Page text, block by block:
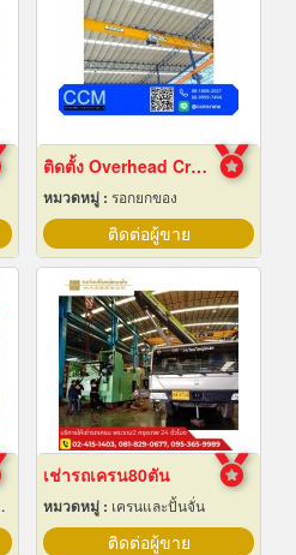
ติดตั้ง Overhead Crane
หมวดหมู่ : รอกยกของ
ติดต่อผู้ขาย
เช่ารถเครน80ตัน
หมวดหมู่ : เครนและปั้นจั่น
ติดต่อผู้ขาย